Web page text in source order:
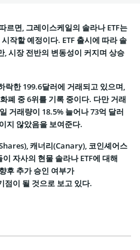
르면, 그레이스케일의 솔라나 ETF는
작할 예정이다. ETF 출시에 따라 솔
, 시장 전반의 변동성이 커지며 상승
락한 199.6달러에 거래되고 있으며,
폐 중 6위를 기록 중이다. 다만 거래
거래량이 18.5% 늘어나 73억 달러
지 않았음을 보여준다.
캐너리(Canary), 코인셰어스
자사의 현물 솔라나 ETF에 대해
후 추가 승인 여부가
점이 될 것으로 보고 있다.